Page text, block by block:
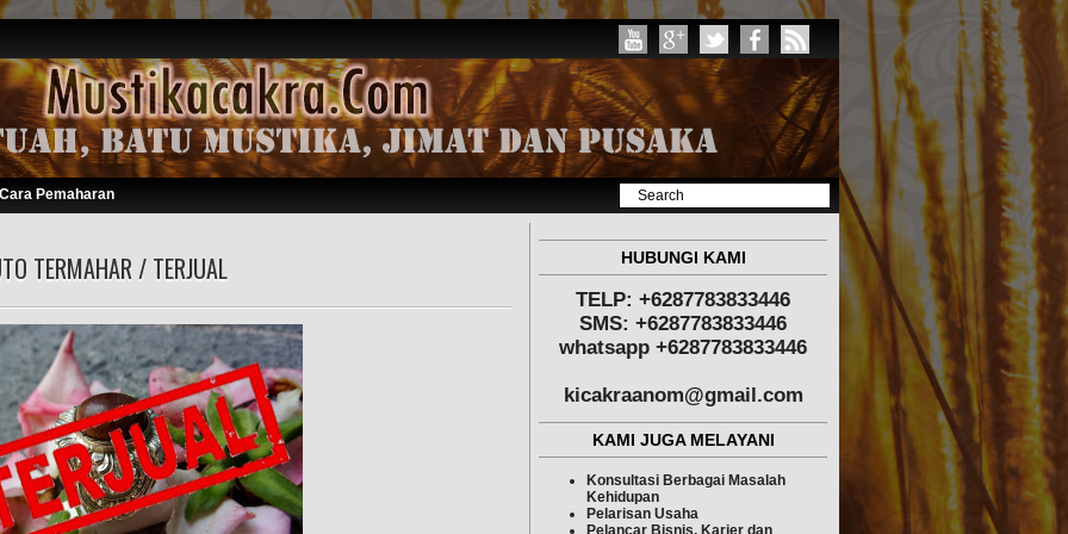
Cara Pemaharan
TERMAHAR / TERJUAL HUBUNGI KAMI
TELP: +6287783833446
SMS: +6287783833446
whatsapp +6287783833446
kicakraanom@gmail.com
KAMI JUGA MELAYANI
Konsultasi Berbagai Masalah
Kehidupan
Pelarisan Usaha
Pelancar Bisnis, Karier dan